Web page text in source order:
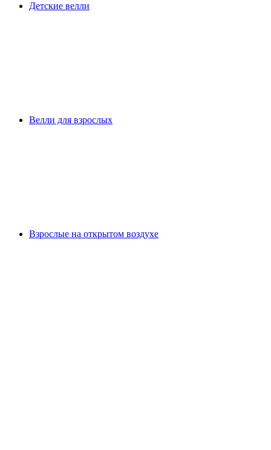
Детские велли
Велли для взрослых
Взрослые на открытом воздухе